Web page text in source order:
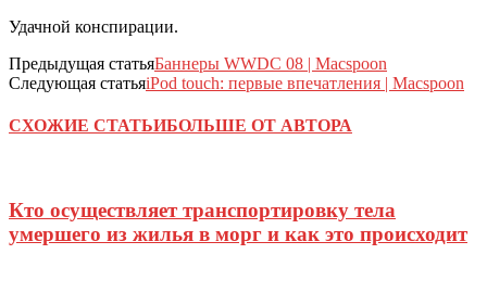
Удачной конспирации.
Предыдущая статьяБаннеры WWDC 08 | Macspoon
Следующая статьяiPod touch: первые впечатления | Macspoon
СХОЖИЕ СТАТЬИБОЛЬШЕ ОТ АВТОРА
Кто осуществляет транспортировку тела
умершего из жилья в морг и как это происходит